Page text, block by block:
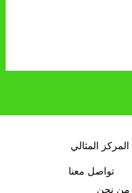
تواصل معنا
من نحن